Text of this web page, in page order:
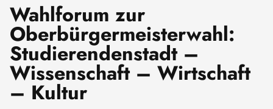
Wahlforum zur
Oberbürgermeisterwahl:
Studierendenstadt –
Wissenschaft – Wirtschaft
– Kultur